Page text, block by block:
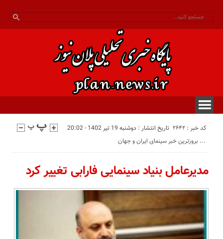
کد خبر : 2642
تاریخ انتشار : دوشنبه 19 تیر 1402 - 20:02
بروزترین خبر سینمای ایران و جهان ...
مدیرعامل بنیاد سینمایی فارابی تغییر کرد